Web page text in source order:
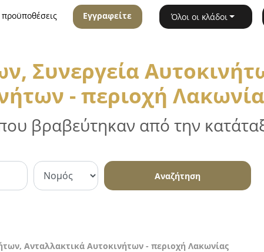
Εγγραφείτε Όλοι οι κλάδοι
Συνεργεία
- περιοχή
βραβεύτηκαν από την
Αναζήτηση
Ανταλλακτικά Αυτοκινήτων - περιοχή Λακωνίας